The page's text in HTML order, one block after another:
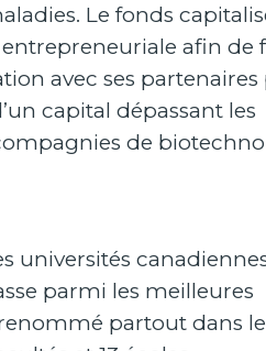
Le fonds
afin de
avec ses
capital dépassant les
de
universités
parmi les meilleures
partout dans le